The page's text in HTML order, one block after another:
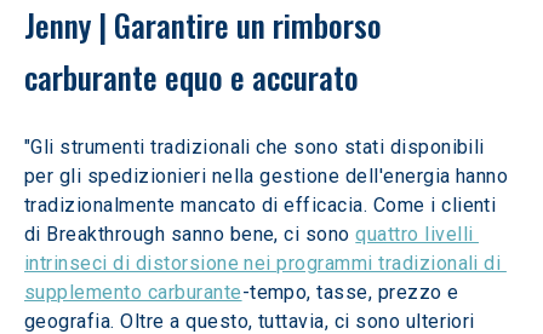
Jenny | Garantire un rimborso
carburante equo e accurato
"Gli strumenti tradizionali che sono stati disponibili
per gli spedizionieri nella gestione dell'energia hanno
tradizionalmente mancato di efficacia. Come i clienti
di Breakthrough sanno bene, ci sono quattro livelli
intrinseci di distorsione nei programmi tradizionali di
supplemento carburante-tempo, tasse, prezzo e
geografia. Oltre a questo, tuttavia, ci sono ulteriori